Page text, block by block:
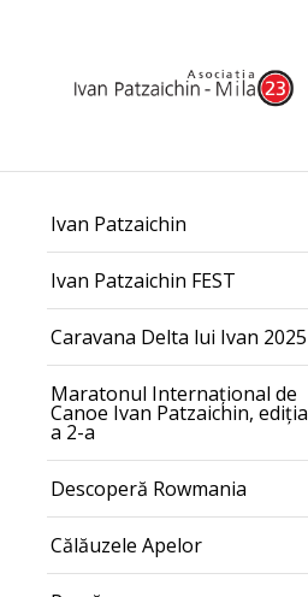
Ivan Patzaichin
Ivan Patzaichin FEST
Caravana Delta lui Ivan 2025
Maratonul Internațional de
Canoe Ivan Patzaichin, ediția
a 2-a
Descoperă Rowmania
Călăuzele Apelor